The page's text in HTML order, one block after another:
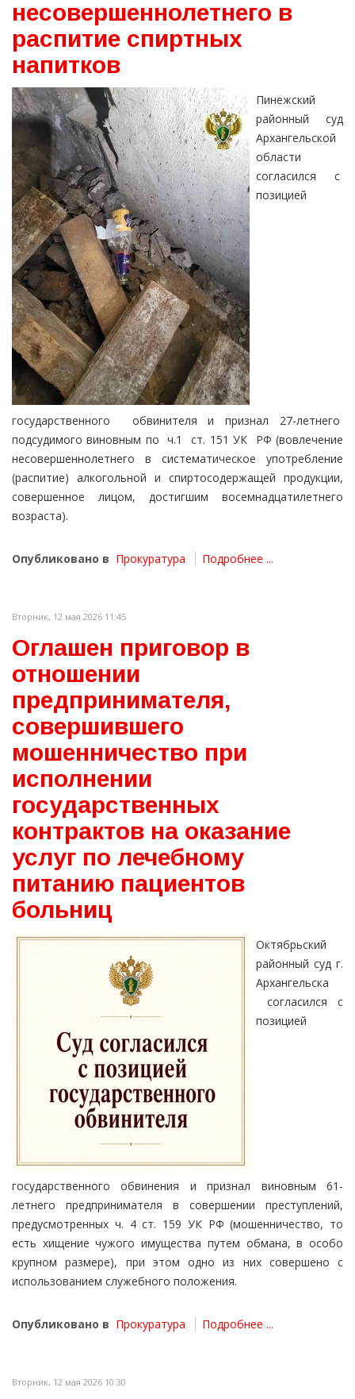
несовершеннолетнего в
распитие спиртных
напитков
Пинежский
районный суд
Архангельской
области
согласился с
позицией
государственного обвинителя и признал 27-летнего
подсудимого виновным по ч.1 ст. 151 УК РФ (вовлечение
несовершеннолетнего в систематическое употребление
(распитие) алкогольной и спиртосодержащей продукции,
совершенное лицом, достигшим восемнадцатилетнего
возраста).
Опубликовано в Прокуратура Подробнее ...
Вторник, 12 мая 2026 11:45
Оглашен приговор в
отношении
предпринимателя,
совершившего
мошенничество при
исполнении
государственных
контрактов на оказание
услуг по лечебному
питанию пациентов
больниц
Октябрьский
районный суд г.
Архангельска
согласился с
позицией
государственного обвинения и признал виновным 61-
летнего предпринимателя в совершении преступлений,
предусмотренных ч. 4 ст. 159 УК РФ (мошенничество, то
есть хищение чужого имущества путем обмана, в особо
крупном размере), при этом одно из них совершено с
использованием служебного положения.
Опубликовано в Прокуратура Подробнее ...
Вторник, 12 мая 2026 10:30